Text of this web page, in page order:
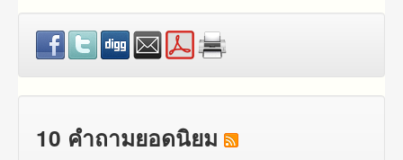
10 คำถามยอดนิยม